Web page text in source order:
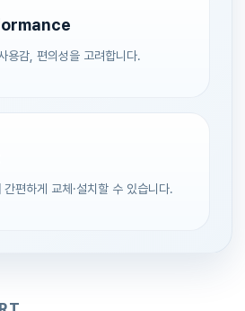
용감, 편의성을 고려합니다.
편하게 교체·설치할 수 있습니다.